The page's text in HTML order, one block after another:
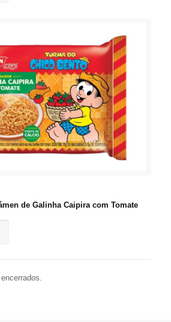
de Galinha Caipira com Tomate